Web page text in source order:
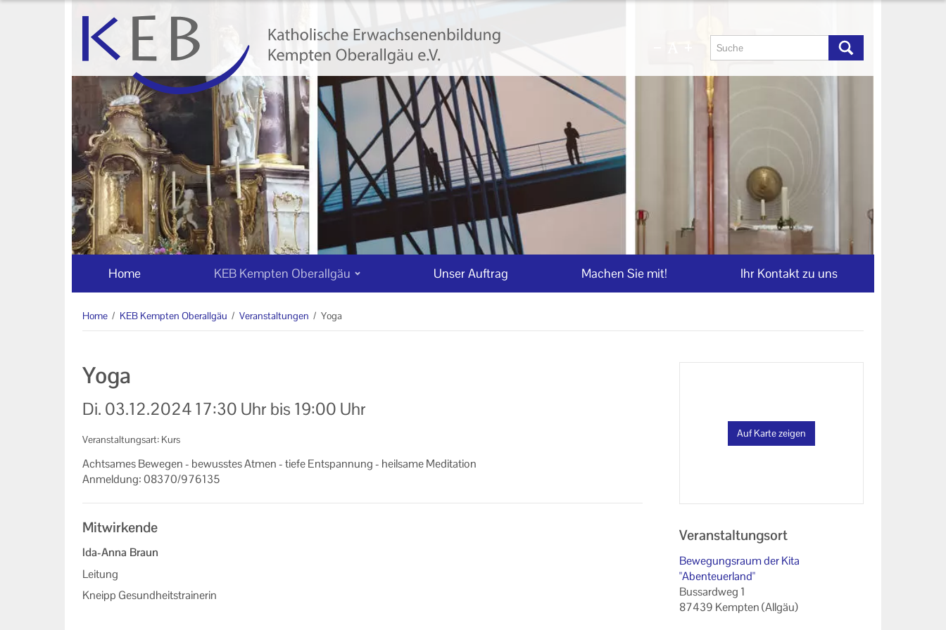
Home KEB Kempten Oberallgäu Unser Auftrag Machen Sie mit! Ihr Kontakt zu uns
Home / KEB Kempten Oberallgäu / Veranstaltungen / Yoga
Yoga
Di. 03.12.202417:30 Uhr bis 19:00 Uhr
Veranstaltungsart: Kurs
Acht­sa­mes Be­we­gen - be­wuss­tes Atmen - tiefe Ent­span­nung - heil­sa­me Me­di­ta­ti­on
An­mel­dung: 08370/976135
Mitwirkende
Ida-Anna Braun
Leitung
Kneipp Gesundheitstrainerin
Auf Karte zeigen
Veranstaltungsort
Bewegungsraum der Kita
"Abenteuerland"
Bussardweg 1
87439 Kempten (Allgäu)
KEB Kempten Oberallgäu
Personen und Funktionen
Die KEB als e.V.
Veranstaltungen
Veranstaltungen der KEB
Kempten Oberallgäu
Eltern-Kind-Gruppen
Veranstaltungen im Bistum
Mitglieder der KEB Kempten